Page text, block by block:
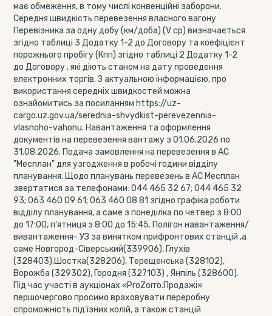
має обмеження, в тому числі конвенційні заборони.
Середня швидкість перевезення власного вагону
Перевізника за одну добу (км/доба) (V ср) визначається
згідно таблиці 3 Додатку 1-2 до Договору та коефіцієнт
порожнього пробігу (Кпп) згідно таблиці 2 Додатку 1-2
до Договору , які діють станом на дату проведення
електронних торгів. З актуальною інформацією, про
використання середніх швидкостей можна
ознайомитись за посиланням https://uz-
cargo.uz.gov.ua/serednia-shvydkist-perevezennia-
vlasnoho-vahonu. Навантаження та оформлення
документів на перевезення вантажу з 01.06.2026 по
31.08.2026. Подача замовлення на перевезення в АС
"Месплан" для узгодження в робочі години відділу
планування. Щодо планувань перевезень в АС Месплан
звертатися за телефонами: 044 465 32 67; 044 465 32
93; 063 460 09 61; 063 460 08 81 згідно графіка роботи
відділу планування, а саме з понеділка по четвер з 8:00
до 17:00, п’ятниця з 8:00 до 15:45. Полігон навантаження/
вивантаження- УЗ за винятком прифронтових станцій ,а
саме Новгород-Сіверський(339906), Глухів
(328403),Шостка(328206), Терещенська (328102),
Ворожба (329302), Городня (327103) , Янпіль (328600).
Під час участі в аукціонах «ProZorro.Продажі»
першочергово просимо враховувати переробну
спроможність під’їзних колій, а також станцій